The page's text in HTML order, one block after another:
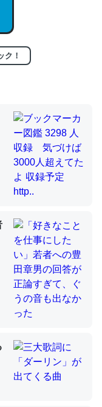
conceptualization
は回収されないけ
すればするほど分
conceptualization
かった。調べたら
の1程度。
昆虫はなぜ海にいな
足してて両方に不
って面白い。海に
ク！